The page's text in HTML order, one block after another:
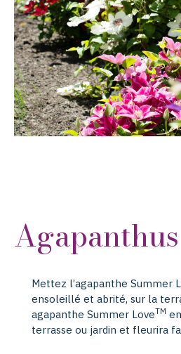
Agapanthus
Mettez l’agapanthe Summer
ensoleillé et abrité, sur la
agapanthe Summer LoveTM
terrasse ou jardin et fleurira